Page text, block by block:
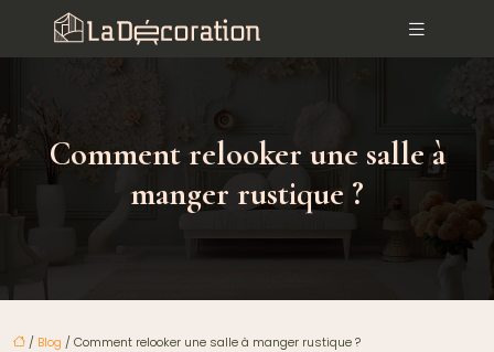
Comment relooker une salle à
manger rustique ?
/ Blog / Comment relooker une salle à manger rustique ?